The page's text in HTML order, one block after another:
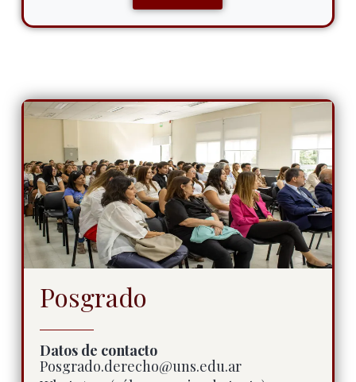
Posgrado
Datos de contacto
Posgrado.derecho@uns.edu.ar